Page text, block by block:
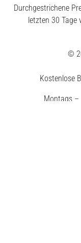
Durchgestrichene
letzten 30 Tage
©
Kostenlose
Montags –